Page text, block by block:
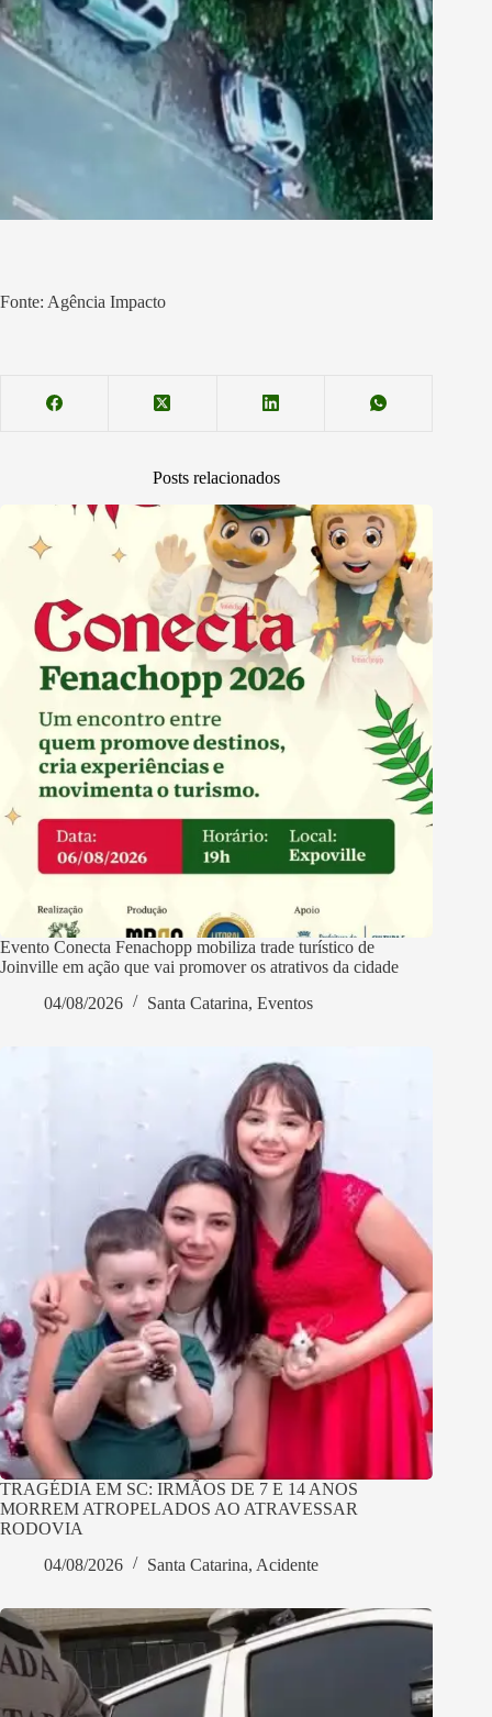
Fonte: Agência Impacto
Posts relacionados
Evento Conecta Fenachopp mobiliza trade turístico de
Joinville em ação que vai promover os atrativos da cidade
04/08/2026
Santa Catarina, Eventos
TRAGÉDIA EM SC: IRMÃOS DE 7 E 14 ANOS
MORREM ATROPELADOS AO ATRAVESSAR
RODOVIA
04/08/2026
Santa Catarina, Acidente